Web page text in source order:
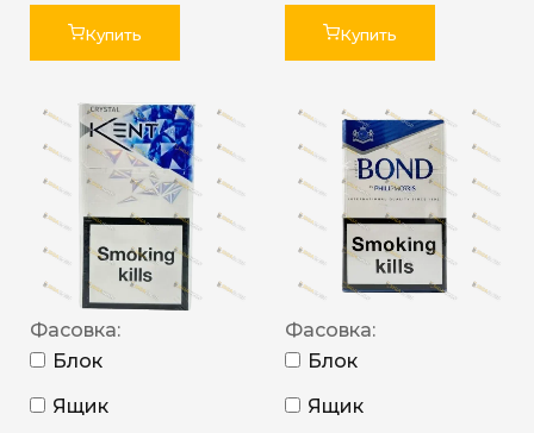
Купить Купить
Фасовка:
Блок
Ящик
Фасовка:
Блок
Ящик